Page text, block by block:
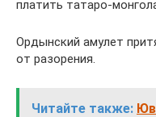
платить татаро-
Ордынский амулет
от разорения.
Читайте также: